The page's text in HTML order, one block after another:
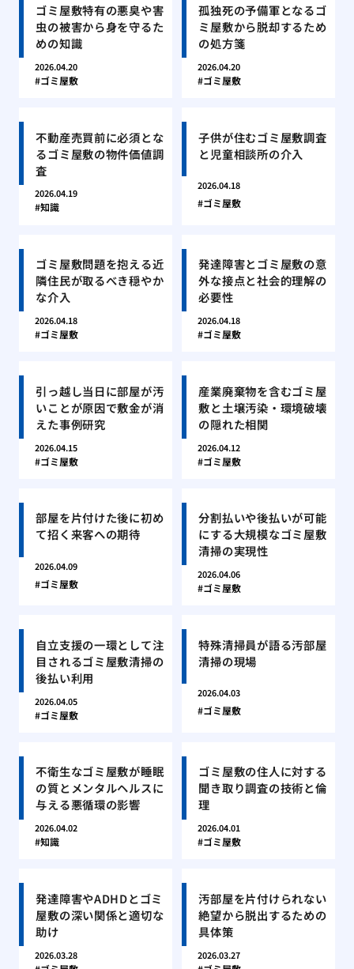
ゴミ屋敷特有の悪臭や害
虫の被害から身を守るた
めの知識
2026.04.20
ゴミ屋敷
孤独死の予備軍となるゴ
ミ屋敷から脱却するため
の処方箋
2026.04.20
ゴミ屋敷
不動産売買前に必須とな
るゴミ屋敷の物件価値調
査
2026.04.19
知識
子供が住むゴミ屋敷調査
と児童相談所の介入
2026.04.18
ゴミ屋敷
ゴミ屋敷問題を抱える近
隣住民が取るべき穏やか
な介入
2026.04.18
ゴミ屋敷
発達障害とゴミ屋敷の意
外な接点と社会的理解の
必要性
2026.04.18
ゴミ屋敷
引っ越し当日に部屋が汚
いことが原因で敷金が消
えた事例研究
2026.04.15
ゴミ屋敷
産業廃棄物を含むゴミ屋
敷と土壌汚染・環境破壊
の隠れた相関
2026.04.12
ゴミ屋敷
部屋を片付けた後に初め
て招く来客への期待
2026.04.09
ゴミ屋敷
分割払いや後払いが可能
にする大規模なゴミ屋敷
清掃の実現性
2026.04.06
ゴミ屋敷
自立支援の一環として注
目されるゴミ屋敷清掃の
後払い利用
2026.04.05
ゴミ屋敷
特殊清掃員が語る汚部屋
清掃の現場
2026.04.03
ゴミ屋敷
不衛生なゴミ屋敷が睡眠
の質とメンタルヘルスに
与える悪循環の影響
2026.04.02
知識
ゴミ屋敷の住人に対する
聞き取り調査の技術と倫
理
2026.04.01
ゴミ屋敷
発達障害やADHDとゴミ
屋敷の深い関係と適切な
助け
2026.03.28
汚部屋を片付けられない
絶望から脱出するための
具体策
2026.03.27